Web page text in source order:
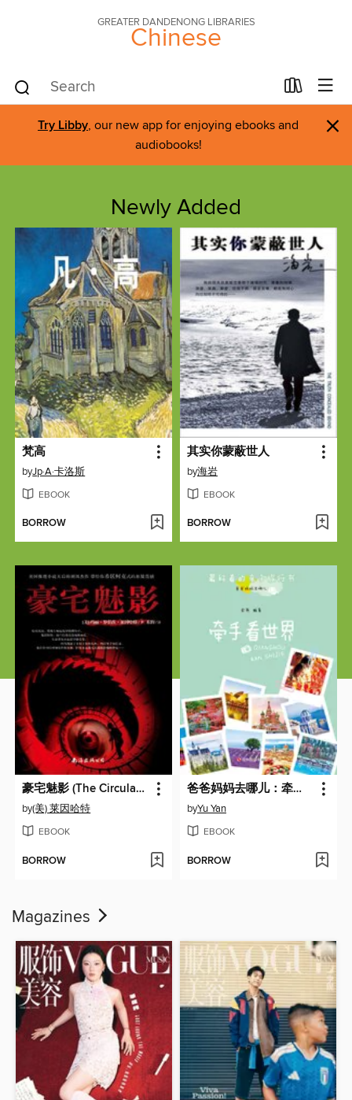
GREATER DANDENONG LIBRARIES
Chinese
Try Libby, our new app for enjoying ebooks and
audiobooks!
×
Newly Added
梵高
byJp·A·卡洛斯
EBOOK
BORROW
其实你蒙蔽世人
by海岩
EBOOK
BORROW
豪宅魅影 (The Circular Staircase)
by(美) 莱因哈特
EBOOK
BORROW
爸爸妈妈去哪儿：牵手看世界 (Hand in Hand! Travel around the World)
byYu Yan
EBOOK
BORROW
Magazines